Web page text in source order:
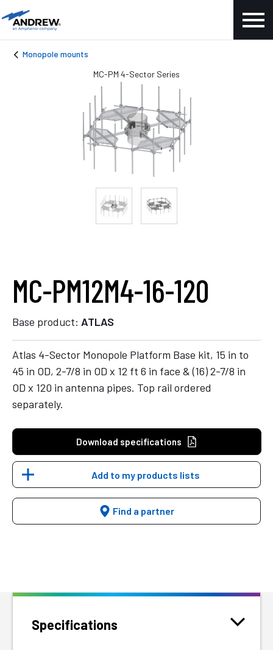
Monopole mounts
MC-PM12M4-16-120
Base product: ATLAS
Atlas 4-Sector Monopole Platform Base kit, 15 in to
45 in OD, 2-7/8 in OD x 12 ft 6 in face & (16) 2-7/8 in
OD x 120 in antenna pipes. Top rail ordered
separately.
Download specifications
Add to my products lists
Find a partner
MC-PM 4-Sector Series
Specifications